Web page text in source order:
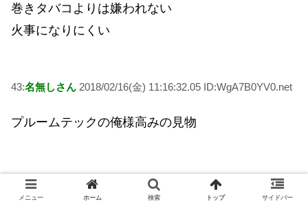
巻きタバコよりは嫌われない
火事になりにくい
43:名無しさん 2018/02/16(金) 11:16:32.05 ID:WgA7B0YV0.net
プルームテックの俺様高みの見物
名無しさん 2018/02/16(金) 11:16:54.39 ID:biDkJxWW0.net
メニュー ホーム 検索 トップ サイドバー